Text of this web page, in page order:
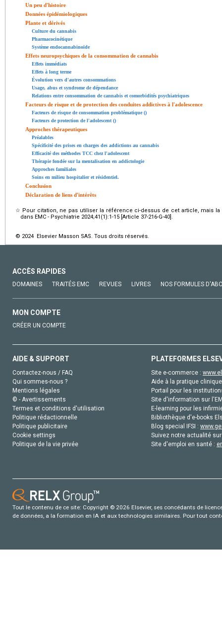
Un peu d'histoire
Données épidémiologiques
Plante et dérivés
Culture du cannabis
Pharmacocinétique
Système endocannabinoïde
Effets neuropsychiques de la consommation de cannabis
Effets immédiats
Effets à long terme
Évolution vers d'autres consommations
Usage, abus et syndrome de dépendance
Relations entre consommation de cannabis et comorbidités psychiatriques
Facteurs de risque et de protection des conduites addictives à l'adolescence
Facteurs de risque de consommation problématique ()
Facteurs de protection de l'adolescent ()
Approches thérapeutiques
Préalables
Spécificité des prises en charges des addictions au cannabis
Efficacité des méthodes TCC chez l'adolescent
Thérapie fondée sur la mentalisation en addictologie
Approches familiales
Soins en milieu hospitalier et résidentiel.
Conclusion
Déclaration de liens d'intérêts
☆ Pour citation, ne pas utiliser la référence ci-dessus de cet article, mais
dans EMC - Psychiatrie 2024;41(1):1-15 [Article 37-216-G-40].
© 2024 Elsevier Masson SAS. Tous droits réservés.
ACCÈS RAPIDES
DOMAINES TRAITÉS EMC REVUES LIVRES NOS FORMULES
MON COMPTE
CRÉER UN COMPTE
AIDE & SUPPORT
Contactez-nous / FAQ
Qui sommes-nous ?
Mentions légales
© - Avertissements
Termes et conditions d'utilisation
Politique rédactionnelle
Politique publicitaire
Cookie settings
Politique de la vie privée
PLATEFORMES
Site e-commerce :
Aide à la pratique
Portail pour les
Site d'information sur
E-learning pour les
Bibliothèque d'e-books
Blog special IFSI :
Suivez notre actualité
Site d'emploi en santé :
Tout le contenu de ce site: Copyright © 2026 Elsevier, ses concédants de
de données, a la formation en IA et aux technologies similaires. Pour tout